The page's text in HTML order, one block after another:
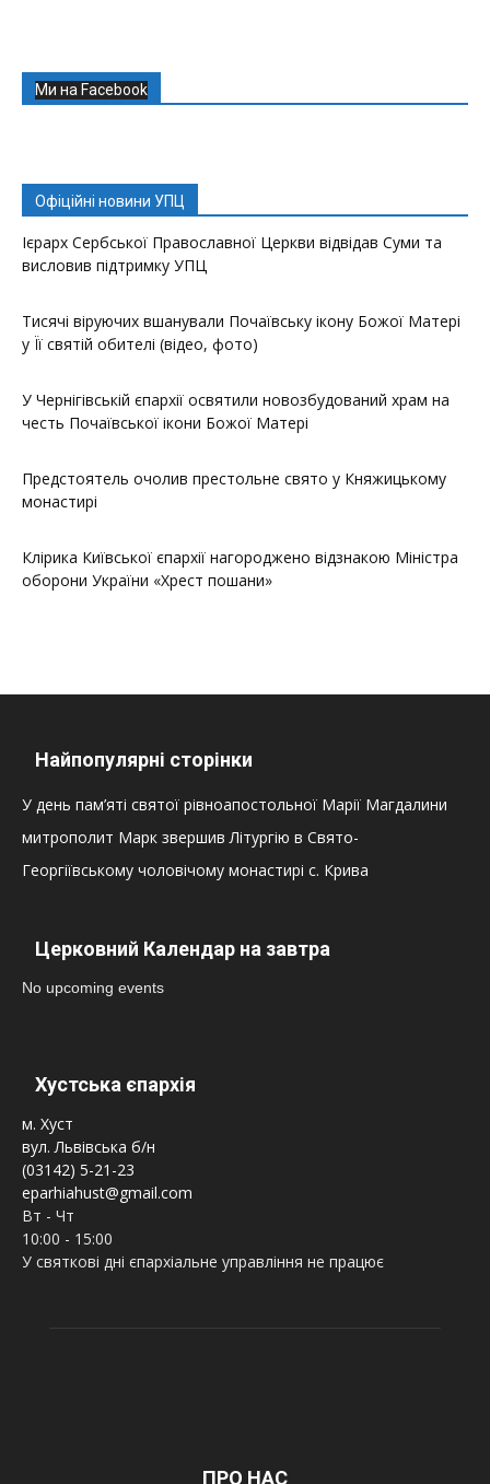
Ми на Facebook
Офіційні новини УПЦ
Ієрарх Сербської Православної Церкви відвідав Суми та
висловив підтримку УПЦ
Тисячі віруючих вшанували Почаївську ікону Божої Матері
у Її святій обителі (відео, фото)
У Чернігівській єпархії освятили новозбудований храм на
честь Почаївської ікони Божої Матері
Предстоятель очолив престольне свято у Княжицькому
монастирі
Клірика Київської єпархії нагороджено відзнакою Міністра
оборони України «Хрест пошани»
Найпопулярні сторінки
У день пам’яті святої рівноапостольної Марії Магдалини
митрополит Марк звершив Літургію в Свято-
Георгіївському чоловічому монастирі с. Крива
Церковний Календар на завтра
No upcoming events
Хустська єпархія
м. Хуст
вул. Львівська б/н
(03142) 5-21-23
eparhiahust@gmail.com
Вт - Чт
10:00 - 15:00
У святкові дні єпархіальне управління не працює
ПРО НАС